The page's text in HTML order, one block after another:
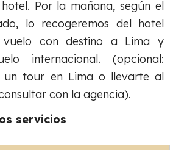
Por la mañana, según el
lo recogeremos del hotel
con destino a Lima y
internacional. (opcional:
un tour en Lima o llevarte al
con la agencia).
servicios